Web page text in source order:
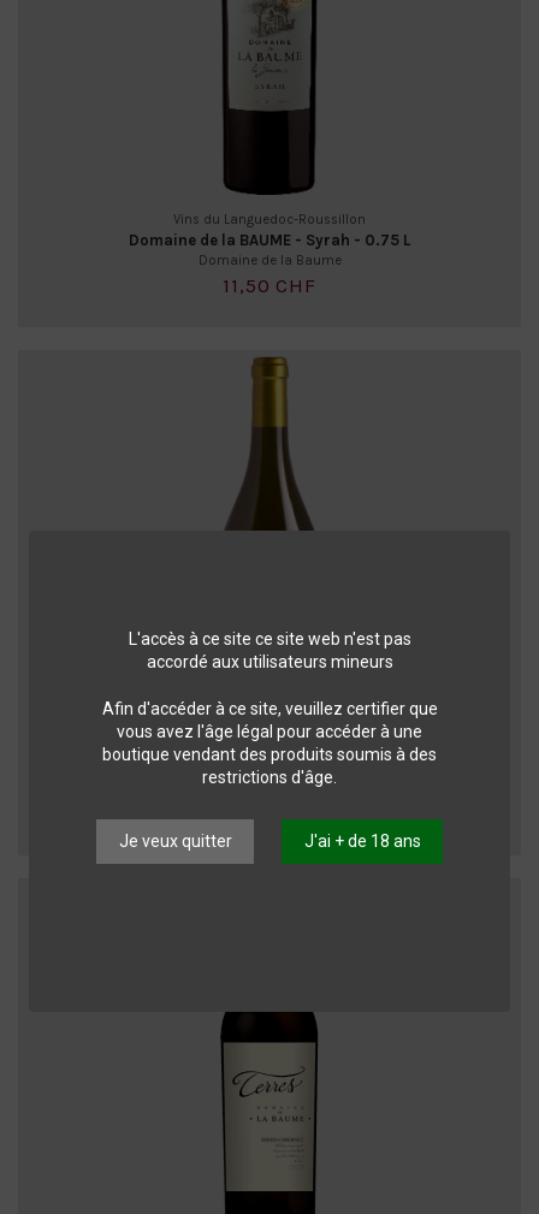
L'accès à ce site ce site web n'est pas
accordé aux utilisateurs mineurs
Afin d'accéder à ce site, veuillez certifier que
vous avez l'âge légal pour accéder à une
boutique vendant des produits soumis à des
restrictions d'âge.
Je veux quitter J'ai + de 18 ans
Vins du Languedoc-Roussillon
Domaine de la BAUME - Syrah - 0.75 L
Domaine de la Baume
11,50 CHF
Vins du Languedoc-Roussillon
Domaine de la BAUME - Viognier - 0.75 L 2024
Domaine de la Baume
11,85 CHF